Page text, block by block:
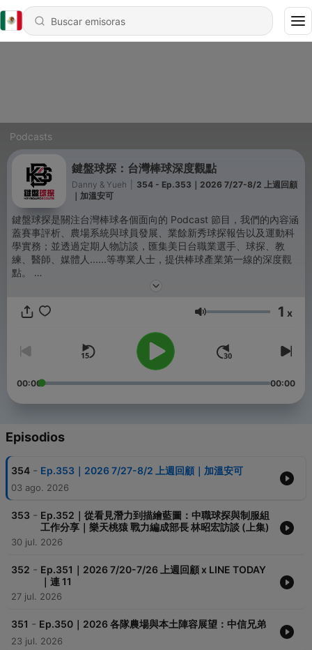
Podcasts
鍵盤球探：台灣棒球深度觀點
Danny & Yueh
354 - Ep.353｜2026 7/27-8/2 上週回顧
｜加溫安可
鍵盤球探是關注台灣棒球各個面向的 Podcast 節目，我們的內容涵
蓋賽事評析、農場系統與球員發展、業餘新秀球探報告以及運動科
學實務；並透過定期人物訪談，匯集美日台職業選手、球探、教
練、醫師、媒體人......等專業人士，提供棒球產業第一線的深度觀
點。
https://www.facebook.com/keyboardscouts
https://www.youtube.com/keyboardscouts
🔥追蹤主持人阿Yueh的Instagram
⚾小額支持我們，讓我們能持續做出優質好節目：
⚾合作請來信：
keyboardscouts@gmail.com
Powered by
Firstory Hosting
Volumen 1 x
00:00 00:00
Episodios
354 - Ep.353｜2026 7/27-8/2 上週回顧｜加溫安可
03 ago. 2026
353 - Ep.352｜從看見潛力到描繪藍圖：中職球探與制服組
工作分享｜樂天桃猿 戰力編成部長 林昭宏訪談 (上集)
30 jul. 2026
352 - Ep.351｜2026 7/20-7/26 上週回顧 x LINE TODAY
｜連 11
27 jul. 2026
351 - Ep.350｜2026 各隊農場與本土陣容展望：中信兄弟
23 jul. 2026